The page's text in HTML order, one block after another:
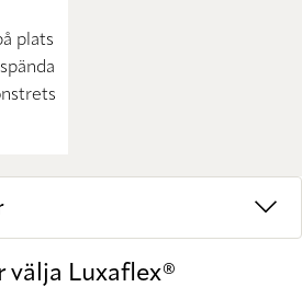
plats
välja Luxaflex®